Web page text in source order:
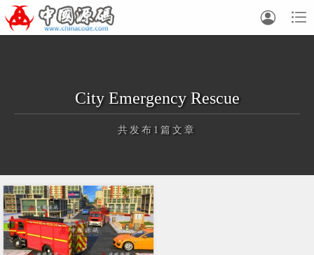


City Emergency Rescue
共发布1篇文章
正在为您加载新内容